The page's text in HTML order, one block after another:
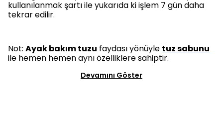
kullanılanmakşartı ileyukarıda kiişlem 7 gün daha
tekrar edilir.
Not: Ayak bakım tuzu faydası yönüyle tuz sabunu
ile hemen hemen aynı özelliklere sahiptir.
Devamını Göster